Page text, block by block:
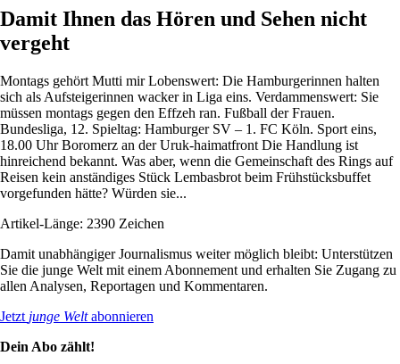
Damit Ihnen das Hören und Sehen nicht
vergeht
Montags gehört Mutti mir Lobenswert: Die Hamburgerinnen halten
sich als Aufsteigerinnen wacker in Liga eins. Verdammenswert: Sie
müssen montags gegen den Effzeh ran. Fußball der Frauen.
Bundesliga, 12. Spieltag: Hamburger SV – 1. FC Köln. Sport eins,
18.00 Uhr Boromerz an der Uruk-haimatfront Die Handlung ist
hinreichend bekannt. Was aber, wenn die Gemeinschaft des Rings auf
Reisen kein anständiges Stück Lembasbrot beim Frühstücksbuffet
vorgefunden hätte? Würden sie...
Artikel-Länge: 2390 Zeichen
Damit unabhängiger Journalismus weiter möglich bleibt: Unterstützen
Sie die junge Welt mit einem Abonnement und erhalten Sie Zugang zu
allen Analysen, Reportagen und Kommentaren.
Jetzt junge Weltabonnieren
Dein Abo zählt!